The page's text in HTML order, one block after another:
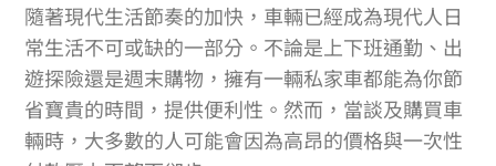
隨著現代生活節奏的加快，車輛已經成為現代人日
常生活不可或缺的一部分。不論是上下班通勤、出
遊探險還是週末購物，擁有一輛私家車都能為你節
省寶貴的時間，提供便利性。然而，當談及購買車
輛時，大多數的人可能會因為高昂的價格與一次性